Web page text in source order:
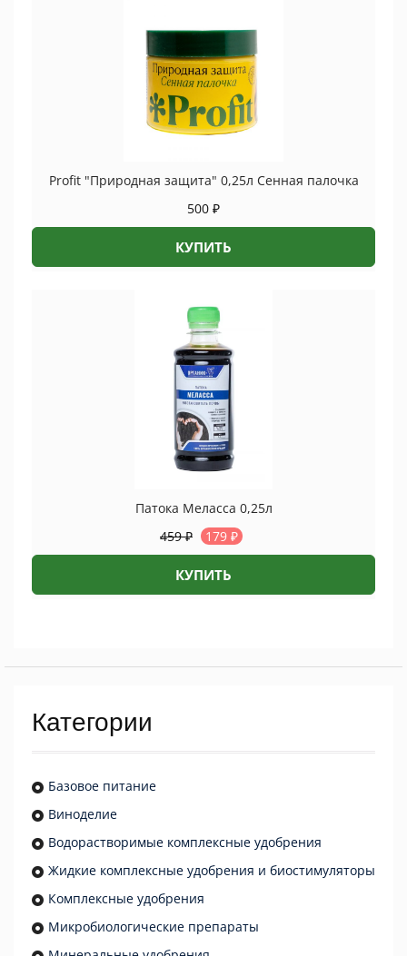
Profit "Природная защита" 0,25л Сенная палочка
500 ₽
КУПИТЬ
Патока Меласса 0,25л
459₽ 179 ₽
КУПИТЬ
Категории
Базовое питание
Виноделие
Водорастворимые комплексные удобрения
Жидкие комплексные удобрения и биостимуляторы
Комплексные удобрения
Микробиологические препараты